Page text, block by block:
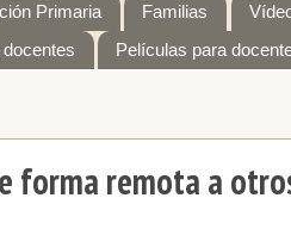
Primaria Familias
Películas para
forma remota a